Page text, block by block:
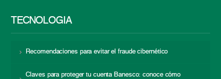
TECNOLOGÍA
Recomendaciones para evitar el fraude cibernético
Claves para proteger tu cuenta Banesco: conoce cómo